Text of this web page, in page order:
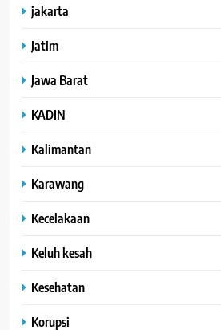
jakarta
Jatim
Jawa Barat
KADIN
Kalimantan
Karawang
Kecelakaan
Keluh kesah
Kesehatan
Korupsi